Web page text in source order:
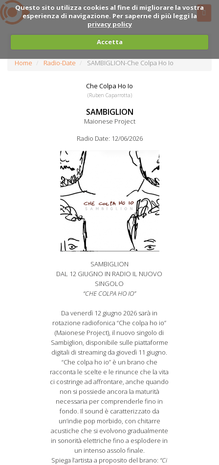
Questo sito utilizza cookies al fine di migliorare la vostra
esperienza di navigazione. Per saperne di più leggi la
privacy policy
Accetta
Home Radio-Date SAMBIGLION-Che Colpa Ho Io
Che Colpa Ho Io
(Ruben Caparrotta)
SAMBIGLION
Maionese Project
Radio Date: 12/06/2026
SAMBIGLION
DAL 12 GIUGNO IN RADIO IL NUOVO
SINGOLO
“CHE COLPA HO IO”
Da venerdì 12 giugno 2026 sarà in
rotazione radiofonica “Che colpa ho io”
(Maionese Project), il nuovo singolo di
Sambiglion, disponibile sulle piattaforme
digitali di streaming da giovedì 11 giugno.
“Che colpa ho io” è un brano che
racconta le scelte e le rinunce che la vita
ci costringe ad affrontare, anche quando
non si possiede ancora la maturità
necessaria per comprenderle fino in
fondo. Il sound è caratterizzato da
un’indie pop morbido, con chitarre
acustiche che si evolvono gradualmente
in sonorità elettriche fino a esplodere in
un intenso assolo finale.
Spiega l’artista a proposito del brano: “Ci